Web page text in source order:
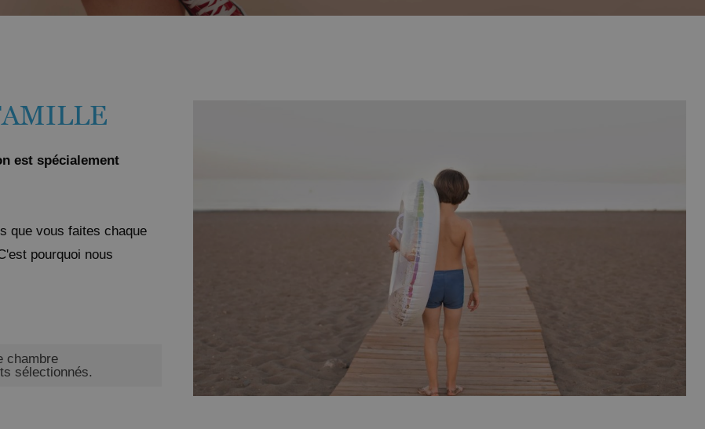
est spécialement
que vous faites chaque
pourquoi nous
chambre
sélectionnés.